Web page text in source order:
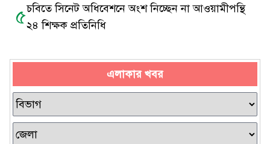
৫চবিতে সিনেট অধিবেশনে অংশ নিচ্ছেন না আওয়ামীপন্থি
২৪ শিক্ষক প্রতিনিধি
এলাকার খবর